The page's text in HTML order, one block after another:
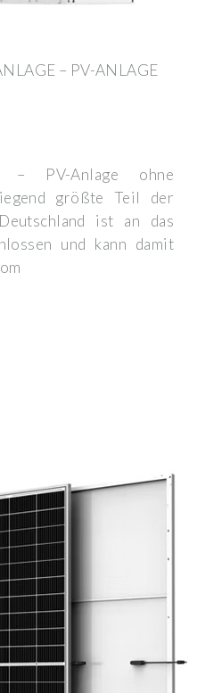
– PV-ANLAGE
– PV-Anlage ohne
größte Teil der
ist an das
und kann damit